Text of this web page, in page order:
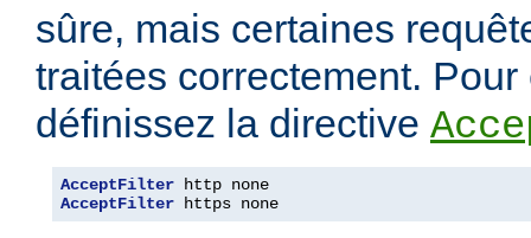
sûre, mais certaines
traitées correctement.
définissez la directive
AcceptFilter
AcceptFilter https none